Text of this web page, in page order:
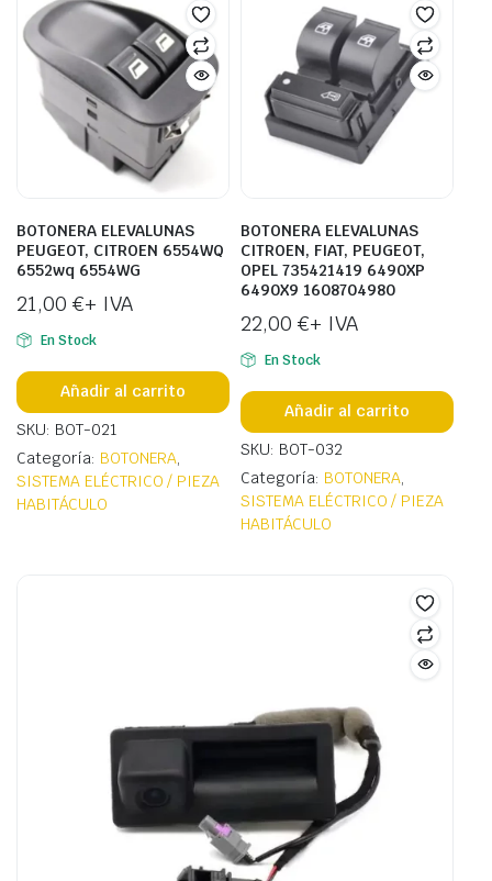
BOTONERA ELEVALUNAS
PEUGEOT, CITROEN 6554WQ
6552wq 6554WG
21,00 €+ IVA
En Stock
Añadir al carrito
SKU: BOT-021
Categoría: BOTONERA,
SISTEMA ELÉCTRICO / PIEZA
HABITÁCULO
BOTONERA ELEVALUNAS
CITROEN, FIAT, PEUGEOT,
OPEL 735421419 6490XP
6490X9 1608704980
22,00 €+ IVA
En Stock
Añadir al carrito
SKU: BOT-032
Categoría: BOTONERA,
SISTEMA ELÉCTRICO / PIEZA
HABITÁCULO